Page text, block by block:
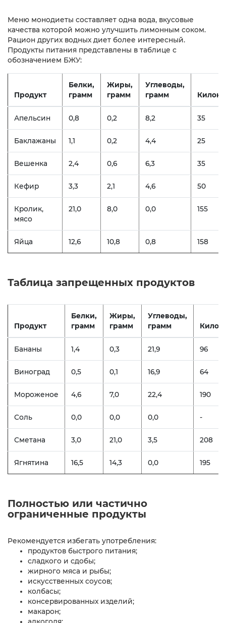
Меню монодиеты составляет одна вода, вкусовые
качества которой можно улучшить лимонным соком.
Рацион других водных диет более интересный.
Продукты питания представлены в таблице с
обозначением БЖУ:
Продукт
Белки,
грамм
Жиры,
грамм
Углеводы,
грамм
Апельсин 0,8 0,2 8,2 35
Баклажаны 1,1 0,2 4,4 25
Вешенка 2,4 0,6 6,3 35
Кефир 3,3 2,1 4,6 50
Кролик,
мясо
21,0 8,0 0,0 155
Яйца 12,6 10,8 0,8 158
Таблица запрещенных продуктов
Продукт
Белки,
грамм
Жиры,
грамм
Углеводы,
грамм
Бананы 1,4 0,3 21,9 96
Виноград 0,5 0,1 16,9 64
Мороженое 4,6 7,0 22,4 190
Соль 0,0 0,0 0,0 -
Сметана 3,0 21,0 3,5 208
Ягнятина 16,5 14,3 0,0 195
Полностью или частично
ограниченные продукты
Рекомендуется избегать употребления:
продуктов быстрого питания;
сладкого и сдобы;
жирного мяса и рыбы;
искусственных соусов;
колбасы;
консервированных изделий;
макарон;